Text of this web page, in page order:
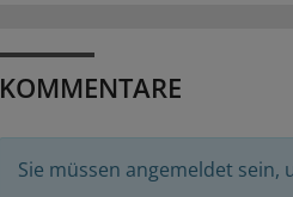
KOMMENTARE
Sie müssen angemeldet